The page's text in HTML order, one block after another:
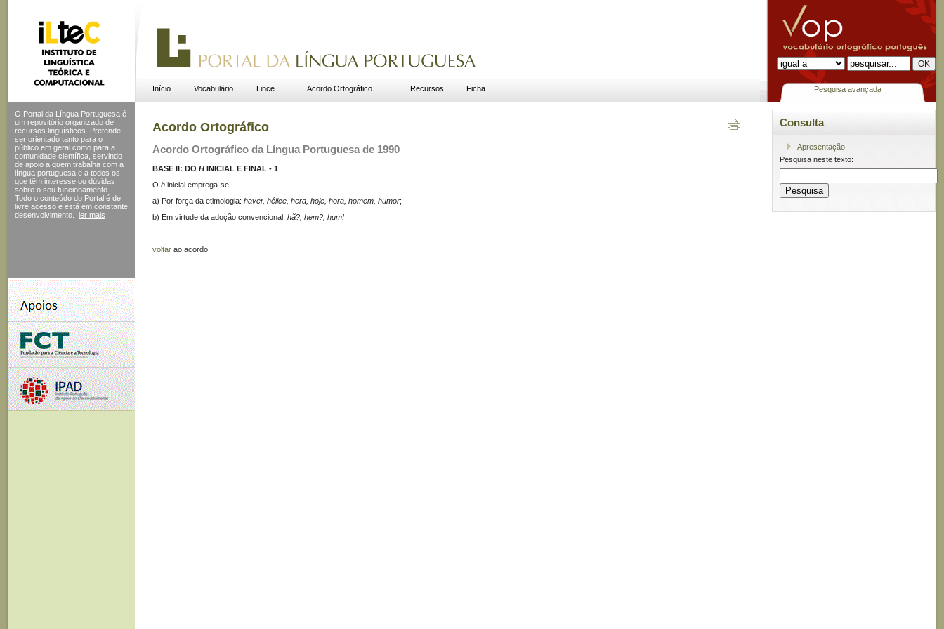
Início Vocabulário Lince Acordo Ortográfico Recursos Ficha Pesquisa avançada
O Portal da Língua Portuguesa é
um repositório organizado de
recursos linguísticos. Pretende
ser orientado tanto para o
público em geral como para a
comunidade científica, servindo
de apoio a quem trabalha com a
língua portuguesa e a todos os
que têm interesse ou dúvidas
sobre o seu funcionamento.
Todo o conteúdo do Portal é de
livre acesso e está em constante
desenvolvimento.
ler mais
Acordo Ortográfico
Acordo Ortográfico da Língua Portuguesa de 1990
BASE II: DO H INICIAL E FINAL - 1
O h inicial emprega-se:
a) Por força da etimologia: haver, hélice, hera, hoje, hora, homem, humor;
b) Em virtude da adoção convencional: hã?, hem?, hum!
voltar ao acordo
Consulta
Apresentação
Pesquisa neste texto: